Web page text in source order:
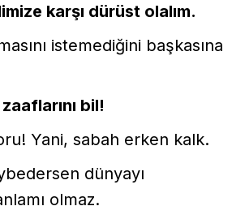
karşı dürüst olalım.
istemediğini başkasına
bil!
Yani, sabah erken kalk.
dünyayı
olmaz.